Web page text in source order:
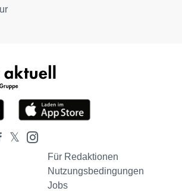
Für Redaktionen
Nutzungsbedingungen
Jobs